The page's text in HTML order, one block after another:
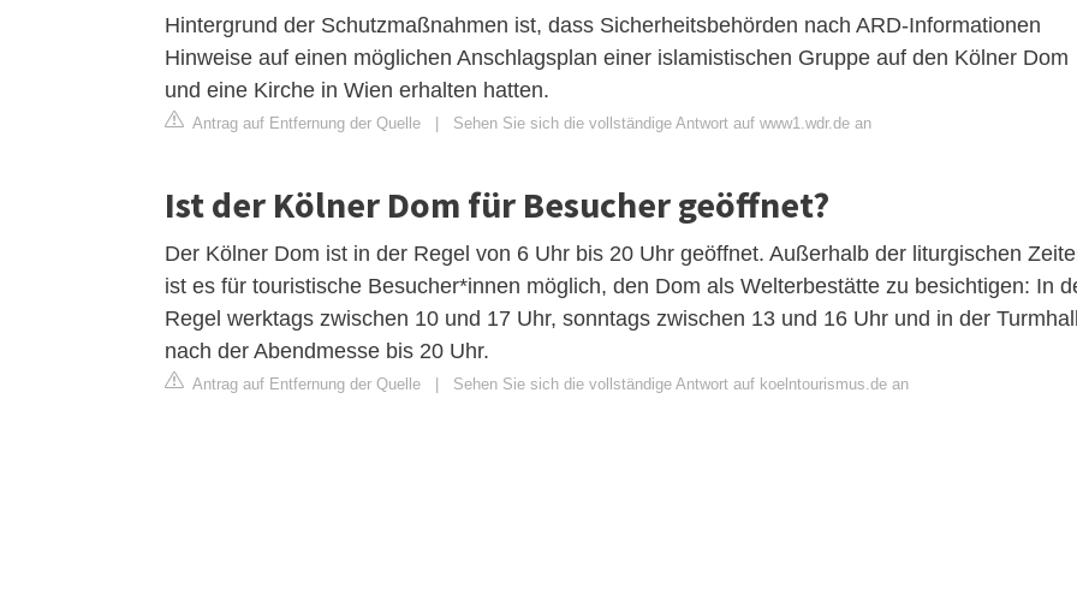
Hintergrund der Schutzmaßnahmen ist, dass Sicherheitsbehörden nach ARD-Informationen
Hinweise auf einen möglichen Anschlagsplan einer islamistischen Gruppe auf den Kölner Dom
und eine Kirche in Wien erhalten hatten.
Antrag auf Entfernung der Quelle Sehen Sie sich die vollständige Antwort auf www1.wdr.de an
Ist der Kölner Dom für Besucher geöffnet?
Der Kölner Dom ist in der Regel von 6 Uhr bis 20 Uhr geöffnet. Außerhalb der liturgischen
ist es für touristische Besucher*innen möglich, den Dom als Welterbestätte zu besichtigen: In
Regel werktags zwischen 10 und 17 Uhr, sonntags zwischen 13 und 16 Uhr und in der
nach der Abendmesse bis 20 Uhr.
Antrag auf Entfernung der Quelle Sehen Sie sich die vollständige Antwort auf koelntourismus.de an